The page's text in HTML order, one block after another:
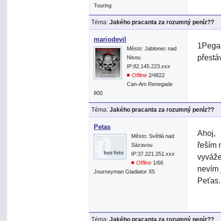
Touring
Téma: Jakého pracanta za rozumný peníz??
mariodevil
Město: Jablonec nad
Nisou
IP:82.145.223.xxx
Offline 2/4822
Can-Am Renegade
800
Téma: Jakého pracanta za rozumný peníz??
Petas
Město: Světlá nad
Sázavou
IP:37.221.251.xxx
Offline 1/66
Journeyman Gladiator X5
Ahoj,
řeším
nevím
Peťas.
Téma: Jakého pracanta za rozumný peníz??